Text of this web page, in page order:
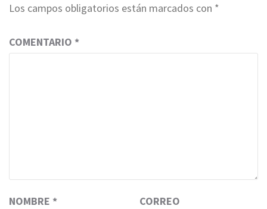
Los campos obligatorios están marcados con *
COMENTARIO *
NOMBRE *
CORREO